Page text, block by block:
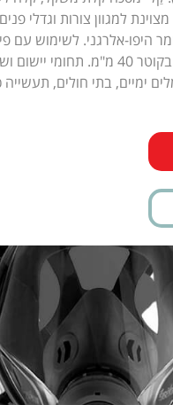
למגוון צורות וגדלי
היפו-אלרגני. לשימוש עם
בעל חיבור הברגה בקוטר 40 מ"מ. תחומי
ימיים, בתי חולים, תעשייה